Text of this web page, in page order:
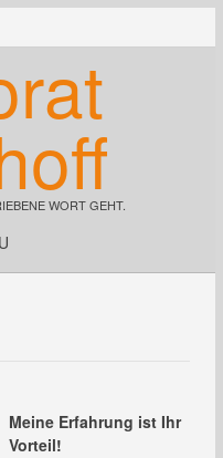
WORT GEHT.
Meine Erfahrung ist Ihr
Vorteil!